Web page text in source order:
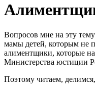
Вопросов мне на эту
мамы детей, которым не
алиментщики, которые
Министерства юстиции
Поэтому читаем,